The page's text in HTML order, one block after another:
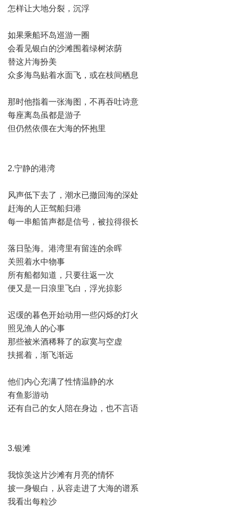
怎样让大地分裂，沉浮
如果乘船环岛巡游一圈
会看见银白的沙滩围着绿树浓荫
替这片海扮美
众多海鸟贴着水面飞，或在枝间栖息
那时他指着一张海图，不再吞吐诗意
每座离岛虽都是游子
但仍然依偎在大海的怀抱里
2.宁静的港湾
风声低下去了，潮水已撤回海的深处
赶海的人正驾船归港
每一串船笛声都是信号，被拉得很长
落日坠海。港湾里有留连的余晖
关照着水中物事
所有船都知道，只要往返一次
便又是一日浪里飞白，浮光掠影
迟缓的暮色开始动用一些闪烁的灯火
照见渔人的心事
那些被米酒稀释了的寂寞与空虚
扶摇着，渐飞渐远
他们内心充满了性情温静的水
有鱼影游动
还有自己的女人陪在身边，也不言语
3.银滩
我惊羡这片沙滩有月亮的情怀
披一身银白，从容走进了大海的谱系
我看出每粒沙